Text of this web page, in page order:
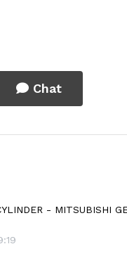
Chat
- MITSUBISHI